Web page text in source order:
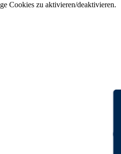
Cookies zu aktivieren/deaktivieren.